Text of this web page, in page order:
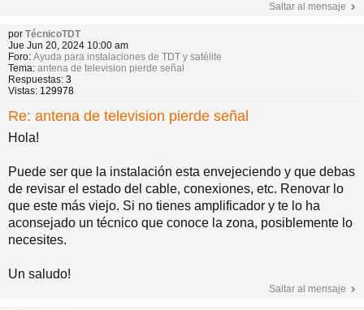
Saltar al mensaje
por TécnicoTDT
Jue Jun 20, 2024 10:00 am
Foro: Ayuda para instalaciones de TDT y satélite
Tema: antena de television pierde señal
Respuestas: 3
Vistas: 129978
Re: antena de television pierde señal
Hola!
Puede ser que la instalación esta envejeciendo y que debas
de revisar el estado del cable, conexiones, etc. Renovar lo
que este más viejo. Si no tienes amplificador y te lo ha
aconsejado un técnico que conoce la zona, posiblemente lo
necesites.
Un saludo!
Saltar al mensaje